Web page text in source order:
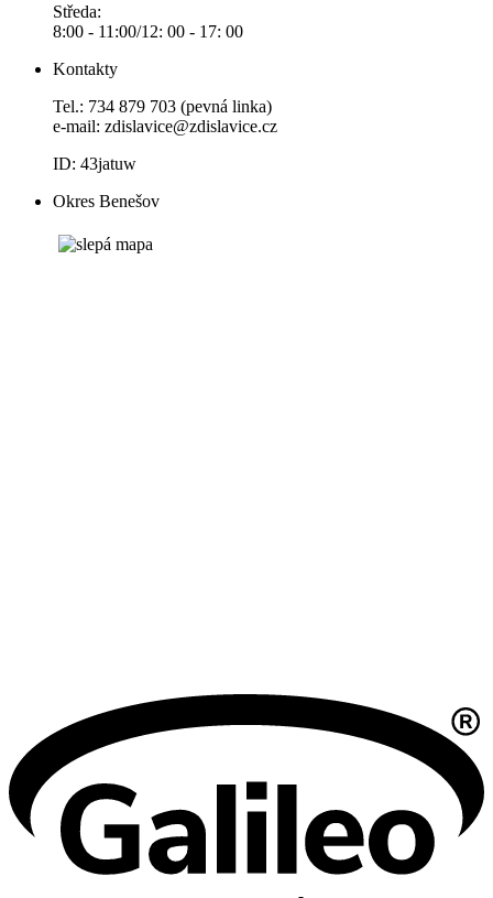
Středa:
8:00 - 11:00/12: 00 - 17: 00
Kontakty
Tel.: 734 879 703 (pevná linka)
e-mail: zdislavice@zdislavice.cz
ID: 43jatuw
Okres Benešov